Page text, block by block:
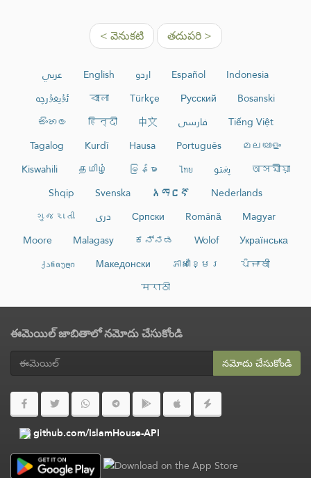
< వెనుకటి తదుపరి >
عربي English اردو Español
Indonesia
ئۇيغۇرچە
বাংলা Türkçe Русский
Bosanski
සිංහල
हिन्दी 中文 فارسی
Tiếng Việt
Tagalog
Kurdî Hausa Português
മലയാളം
Kiswahili
தமிழ் မြန်မာ ไทย پښتو
অসমীয়া
Shqip
Svenska አማርኛ
Nederlands
ગુજરાતી
دری Српски Română
Magyar
Moore
Malagasy ಕನ್ನಡ Wolof
Українська
ქართული
Македонски ភាសាខ្មែរ
ਪੰਜਾਬੀ
मराठी
ఈమెయిల్ జాబితాలో నమోదు చేసుకోండి
నమోదు చేసుకోండి
github.com/IslamHouse-API